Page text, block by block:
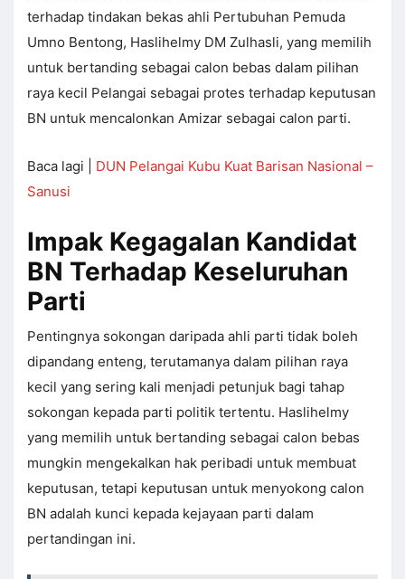
terhadap tindakan bekas ahli Pertubuhan Pemuda
Umno Bentong, Haslihelmy DM Zulhasli, yang memilih
untuk bertanding sebagai calon bebas dalam pilihan
raya kecil Pelangai sebagai protes terhadap keputusan
BN untuk mencalonkan Amizar sebagai calon parti.
Baca lagi | DUN Pelangai Kubu Kuat Barisan Nasional –
Sanusi
Impak Kegagalan Kandidat
BN Terhadap Keseluruhan
Parti
Pentingnya sokongan daripada ahli parti tidak boleh
dipandang enteng, terutamanya dalam pilihan raya
kecil yang sering kali menjadi petunjuk bagi tahap
sokongan kepada parti politik tertentu. Haslihelmy
yang memilih untuk bertanding sebagai calon bebas
mungkin mengekalkan hak peribadi untuk membuat
keputusan, tetapi keputusan untuk menyokong calon
BN adalah kunci kepada kejayaan parti dalam
pertandingan ini.